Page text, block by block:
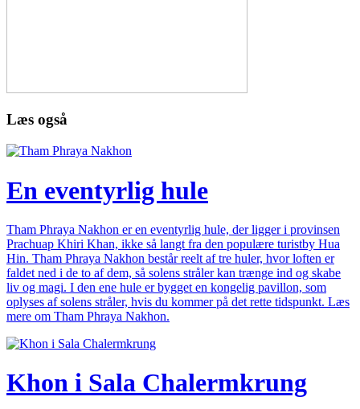
Læs også
En eventyrlig hule
Tham Phraya Nakhon er en eventyrlig hule, der ligger i provinsen
Prachuap Khiri Khan, ikke så langt fra den populære turistby Hua
Hin. Tham Phraya Nakhon består reelt af tre huler, hvor loften er
faldet ned i de to af dem, så solens stråler kan trænge ind og skabe
liv og magi. I den ene hule er bygget en kongelig pavillon, som
oplyses af solens stråler, hvis du kommer på det rette tidspunkt. Læs
mere om Tham Phraya Nakhon.
Khon i Sala Chalermkrung